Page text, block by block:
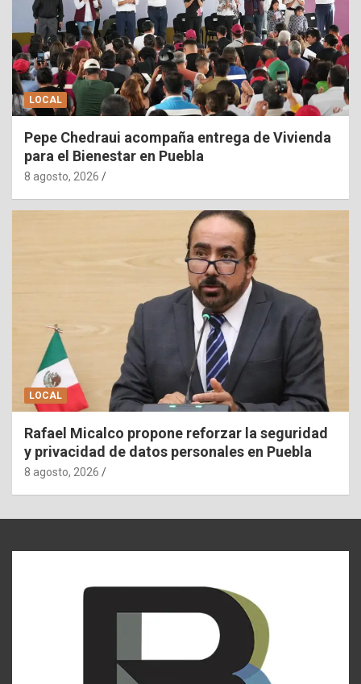
LOCAL
Pepe Chedraui acompaña entrega de Vivienda
para el Bienestar en Puebla
8 agosto, 2026
LOCAL
Rafael Micalco propone reforzar la seguridad
y privacidad de datos personales en Puebla
8 agosto, 2026